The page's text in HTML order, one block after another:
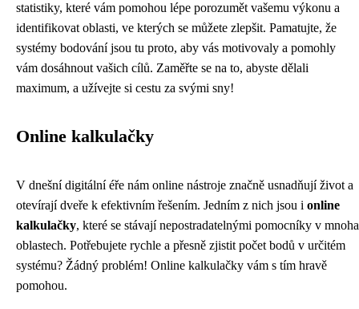
statistiky, které vám pomohou lépe porozumět vašemu výkonu a
identifikovat oblasti, ve kterých se můžete zlepšit. Pamatujte, že
systémy bodování jsou tu proto, aby vás motivovaly a pomohly
vám dosáhnout vašich cílů. Zaměřte se na to, abyste dělali
maximum, a užívejte si cestu za svými sny!
Online kalkulačky
V dnešní digitální éře nám online nástroje značně usnadňují život a
otevírají dveře k efektivním řešením. Jedním z nich jsou i online
kalkulačky, které se stávají nepostradatelnými pomocníky v mnoha
oblastech. Potřebujete rychle a přesně zjistit počet bodů v určitém
systému? Žádný problém! Online kalkulačky vám s tím hravě
pomohou.